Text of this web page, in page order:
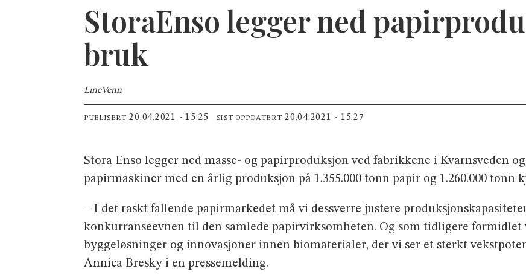
StoraEnso legger ned
bruk
LineVenn
PUBLISERT 20.04.2021 - 15:25 SIST OPPDATERT 20.04.2021 - 15:27
Stora Enso legger ned masse- og papirproduksjon ved fabrikkene i Kvarnsveden
papirmaskiner med en årlig produksjon på 1.355.000 tonn papir og 1.260.000 tonn
– I det raskt fallende papirmarkedet må vi dessverre justere
konkurranseevnen til den samlede papirvirksomheten. Og som tidligere formidlet
byggeløsninger og innovasjoner innen biomaterialer, der vi ser et sterkt
Annica Bresky i en pressemelding.